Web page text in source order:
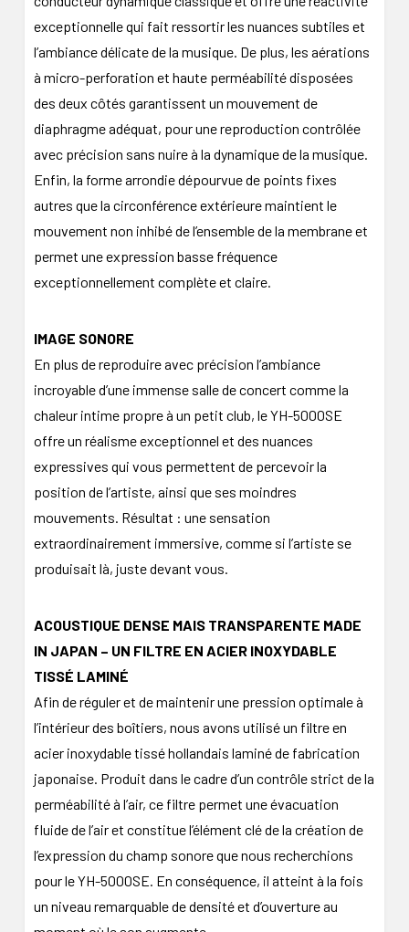
exceptionnelle qui fait ressortir les nuances subtiles et
l’ambiance délicate de la musique. De plus, les aérations
à micro-perforation et haute perméabilité disposées
des deux côtés garantissent un mouvement de
diaphragme adéquat, pour une reproduction contrôlée
avec précision sans nuire à la dynamique de la musique.
Enfin, la forme arrondie dépourvue de points fixes
autres que la circonférence extérieure maintient le
mouvement non inhibé de l’ensemble de la membrane et
permet une expression basse fréquence
exceptionnellement complète et claire.
IMAGE SONORE
En plus de reproduire avec précision l’ambiance
incroyable d’une immense salle de concert comme la
chaleur intime propre à un petit club, le YH-5000SE
offre un réalisme exceptionnel et des nuances
expressives qui vous permettent de percevoir la
position de l’artiste, ainsi que ses moindres
mouvements. Résultat : une sensation
extraordinairement immersive, comme si l’artiste se
produisait là, juste devant vous.
ACOUSTIQUE DENSE MAIS TRANSPARENTE MADE
IN JAPAN – UN FILTRE EN ACIER INOXYDABLE
TISSÉ LAMINÉ
Afin de réguler et de maintenir une pression optimale à
l’intérieur des boîtiers, nous avons utilisé un filtre en
acier inoxydable tissé hollandais laminé de fabrication
japonaise. Produit dans le cadre d’un contrôle strict de la
perméabilité à l’air, ce filtre permet une évacuation
fluide de l’air et constitue l’élément clé de la création de
l’expression du champ sonore que nous recherchions
pour le YH-5000SE. En conséquence, il atteint à la fois
un niveau remarquable de densité et d’ouverture au